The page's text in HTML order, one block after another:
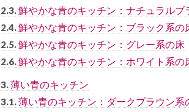
2.3.鮮やかな青のキッチン：ナチュラルブ
2.4.鮮やかな青のキッチン：ブラック系の
2.5.鮮やかな青のキッチン：グレー系の床
2.6.鮮やかな青のキッチン：ホワイト系の
3.薄い青のキッチン
3.1.薄い青のキッチン：ダークブラウン系